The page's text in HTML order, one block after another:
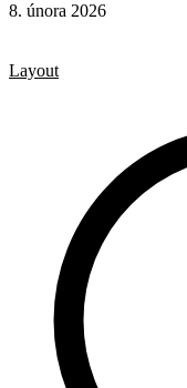
8. února 2026
Layout